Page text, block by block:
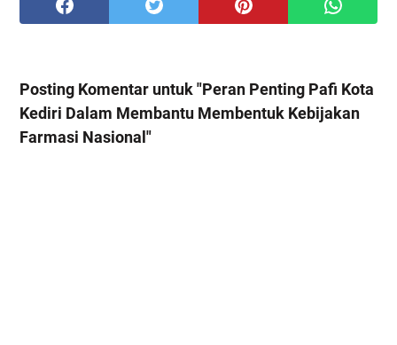
Posting Komentar untuk "Peran Penting Pafi Kota
Kediri Dalam Membantu Membentuk Kebijakan
Farmasi Nasional"